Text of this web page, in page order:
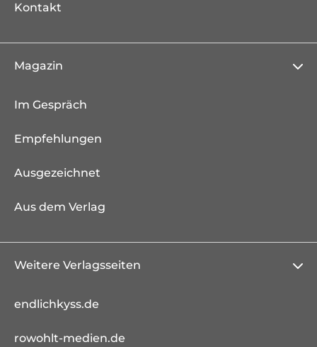
Kontakt
Magazin
Im Gespräch
Empfehlungen
Ausgezeichnet
Aus dem Verlag
Weitere Verlagsseiten
endlichkyss.de
rowohlt-medien.de